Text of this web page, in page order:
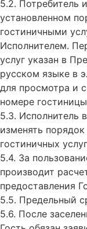
5.2. Потребитель
установленном
гостиничными
Исполнителем.
услуг указан в
русском языке в
для просмотра и
номере
5.3. Исполнитель
изменять
гостиничных
5.4. За
производит
предоставления
5.5. Предельный
5.6. После